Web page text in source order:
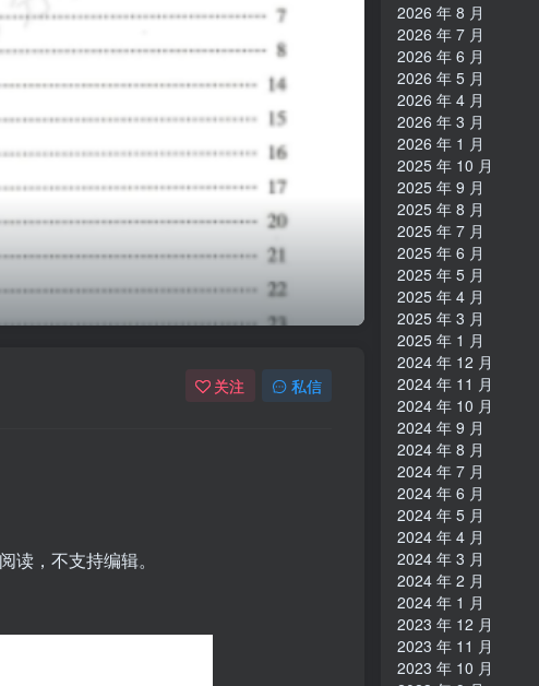
关注 私信
，不支持编辑。
2026 年 8 月
2026 年 7 月
2026 年 6 月
2026 年 5 月
2026 年 4 月
2026 年 3 月
2026 年 1 月
2025 年 10 月
2025 年 9 月
2025 年 8 月
2025 年 7 月
2025 年 6 月
2025 年 5 月
2025 年 4 月
2025 年 3 月
2025 年 1 月
2024 年 12 月
2024 年 11 月
2024 年 10 月
2024 年 9 月
2024 年 8 月
2024 年 7 月
2024 年 6 月
2024 年 5 月
2024 年 4 月
2024 年 3 月
2024 年 2 月
2024 年 1 月
2023 年 12 月
2023 年 11 月
2023 年 10 月